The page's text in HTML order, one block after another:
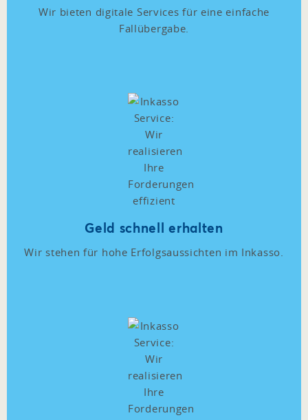
Wir bieten digitale Services für eine einfache
Fallübergabe.
Geld schnell erhalten
Wir stehen für hohe Erfolgsaussichten im Inkasso.